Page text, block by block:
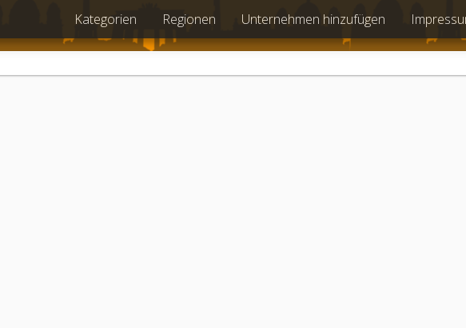
Kategorien Regionen Unternehmen hinzufügen